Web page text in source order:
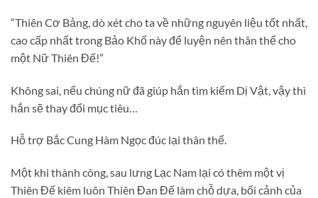
“Thiên Cơ Bảng, dò xét cho ta về những nguyên liệu tốt nhất,
cao cấp nhất trong Bảo Khố này để luyện nên thân thể cho
một Nữ Thiên Đế!”
Không sai, nếu chúng nữ đã giúp hắn tìm kiếm Dị Vật, vậy thì
hắn sẽ thay đổi mục tiêu…
Hỗ trợ Bắc Cung Hàm Ngọc đúc lại thân thể.
Một khi thành công, sau lưng Lạc Nam lại có thêm một vị
Thiên Đế kiêm luôn Thiên Đan Đế làm chỗ dựa, bối cảnh của